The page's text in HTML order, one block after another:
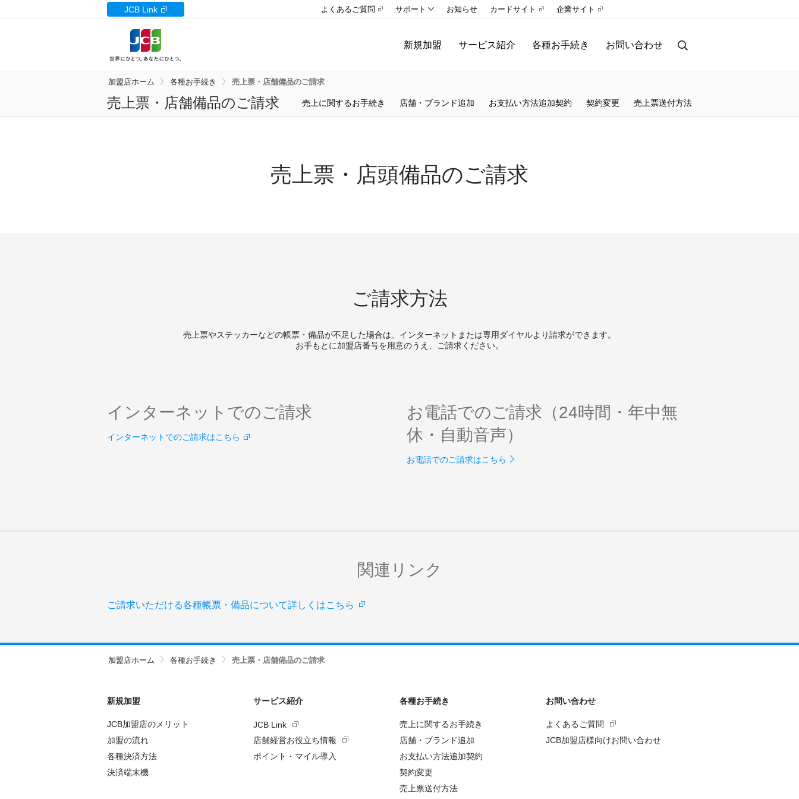
加盟店サイト
新規加盟 サービス紹介 各種お手続き お問い合わせ
よくあるご質問 サポート お知らせ カードサイト 企業サイト
JCB Link
加盟店ホーム 各種お手続き 売上票・店舗備品のご請求
売上票・店舗備品のご請求 売上に関するお手続き 店舗・ブランド追加 お支払い方法追加契約 契約変更 売上票送付方法
売上票・店頭備品のご請求
ご請求方法
売上票やステッカーなどの帳票・備品が不足した場合は、インターネットまたは専用ダイヤルより請求ができます。
お手もとに加盟店番号を用意のうえ、ご請求ください。
インターネットでのご請求
インターネットでのご請求はこちら
お電話でのご請求（24時間・年中無
休・自動音声）
お電話でのご請求はこちら
関連リンク
ご請求いただける各種帳票・備品について詳しくはこちら
加盟店ホーム 各種お手続き 売上票・店舗備品のご請求
新規加盟
JCB加盟店のメリット
加盟の流れ
各種決済方法
決済端末機
サービス紹介
JCB Link
店舗経営お役立ち情報
ポイント・マイル導入
各種お手続き
売上に関するお手続き
店舗・ブランド追加
お支払い方法追加契約
契約変更
売上票送付方法
お問い合わせ
よくあるご質問
JCB加盟店様向けお問い合わせ